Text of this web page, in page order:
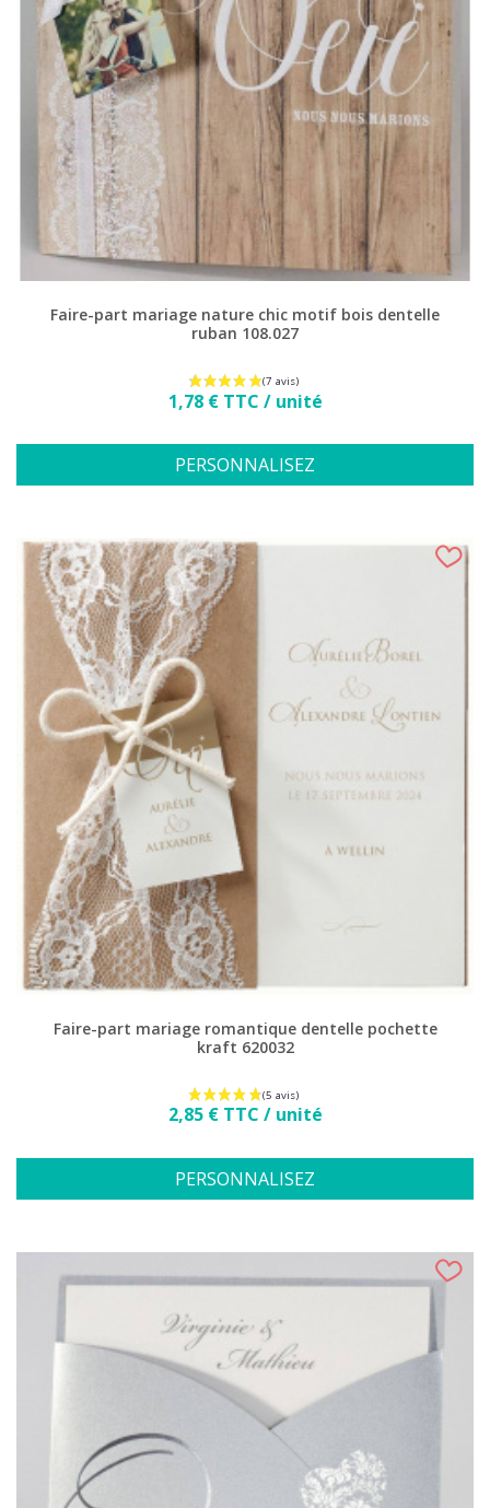
Faire-part mariage nature chic motif bois dentelle
ruban 108.027
Prix
1,78 € TTC / unité
PERSONNALISEZ
Faire-part mariage romantique dentelle pochette
kraft 620032
Prix
2,85 € TTC / unité
PERSONNALISEZ